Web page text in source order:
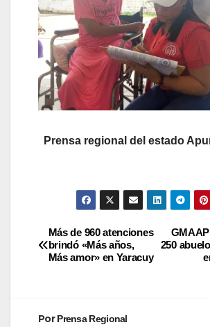
Prensa regional del estado
250
Más de 960 atenciones
brindó «Más años,
Más amor» en Yaracuy
PorPrensa Regional